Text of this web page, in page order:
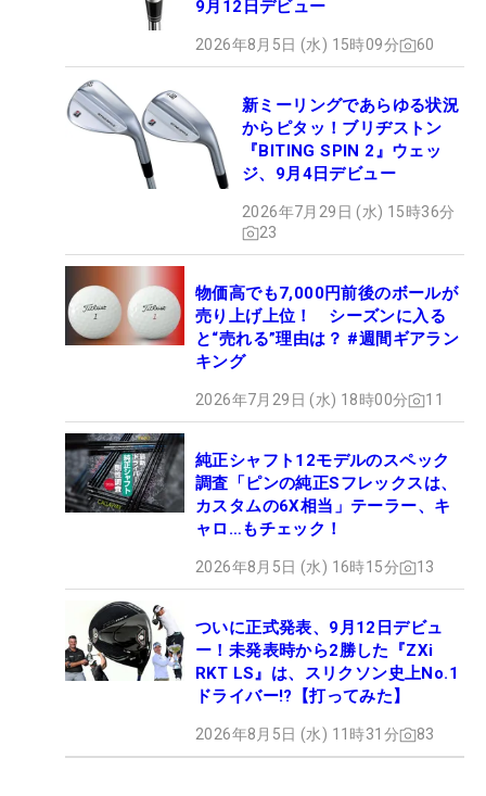
9月12日デビュー
2026年8月5日 (水) 15時09分 60
新ミーリングであらゆる状況
からピタッ！ブリヂストン
『BITING SPIN 2』ウェッ
ジ、9月4日デビュー
2026年7月29日 (水) 15時36分
23
物価高でも7,000円前後のボールが
売り上げ上位！ シーズンに入る
と“売れる”理由は？ #週間ギアラン
キング
2026年7月29日 (水) 18時00分 11
純正シャフト12モデルのスペック
調査「ピンの純正Sフレックスは、
カスタムの6X相当」テーラー、キ
ャロ…もチェック！
2026年8月5日 (水) 16時15分 13
ついに正式発表、9月12日デビュ
ー！未発表時から2勝した『ZXi
RKT LS』は、スリクソン史上No.1
ドライバー!?【打ってみた】
2026年8月5日 (水) 11時31分 83